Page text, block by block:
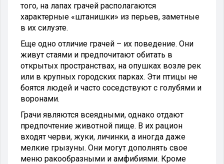
того, на лапах грачей располагаются
характерные «штанишки» из перьев, заметные
в их силуэте.
Еще одно отличие грачей – их поведение. Они
живут стаями и предпочитают обитать в
открытых пространствах, на опушках возле рек
или в крупных городских парках. Эти птицы не
боятся людей и часто соседствуют с голубями и
воронами.
Грачи являются всеядными, однако отдают
предпочтение животной пище. В их рацион
входят черви, жуки, личинки, а иногда даже
мелкие грызуны. Они могут дополнять свое
меню ракообразными и амфибиями. Кроме